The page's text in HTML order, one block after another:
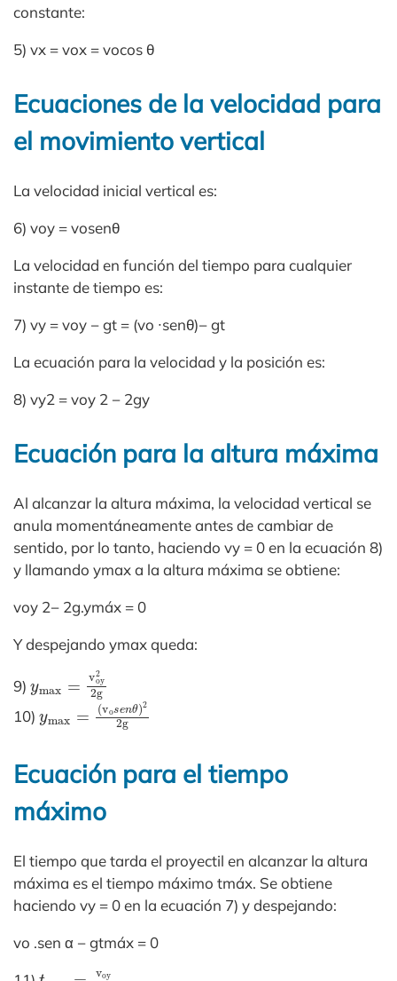
constante:
5) vx = vox = vocos θ
Ecuaciones de la velocidad para
el movimiento vertical
La velocidad inicial vertical es:
6) voy = vosenθ
La velocidad en función del tiempo para cualquier
instante de tiempo es:
7) vy = voy − gt = (vo ∙senθ)− gt
La ecuación para la velocidad y la posición es:
8) vy2 = voy 2 − 2gy
Ecuación para la altura máxima
Al alcanzar la altura máxima, la velocidad vertical se
anula momentáneamente antes de cambiar de
sentido, por lo tanto, haciendo vy = 0 en la ecuación 8)
y llamando ymax a la altura máxima se obtiene:
voy 2− 2g.ymáx = 0
Y despejando ymax queda:
9) voy
10) θ)22g
Ecuación para el tiempo
máximo
El tiempo que tarda el proyectil en alcanzar la altura
máxima es el tiempo máximo tmáx. Se obtiene
haciendo vy = 0 en la ecuación 7) y despejando:
vo .sen α − gtmáx = 0
t voy